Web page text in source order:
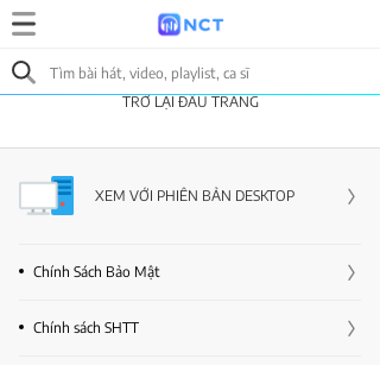
TRỞ LẠI ĐẦU TRANG
XEM VỚI PHIÊN BẢN DESKTOP
Chính Sách Bảo Mật
Chính sách SHTT